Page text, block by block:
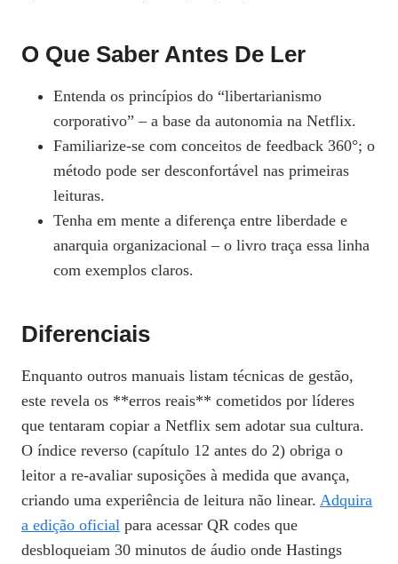
O Que Saber Antes De Ler
Entenda os princípios do “libertarianismo
corporativo” – a base da autonomia na Netflix.
Familiarize‑se com conceitos de feedback 360°; o
método pode ser desconfortável nas primeiras
leituras.
Tenha em mente a diferença entre liberdade e
anarquia organizacional – o livro traça essa linha
com exemplos claros.
Diferenciais
Enquanto outros manuais listam técnicas de gestão,
este revela os **erros reais** cometidos por líderes
que tentaram copiar a Netflix sem adotar sua cultura.
O índice reverso (capítulo 12 antes do 2) obriga o
leitor a re‑avaliar suposições à medida que avança,
criando uma experiência de leitura não linear. Adquira
a edição oficial para acessar QR codes que
desbloqueiam 30 minutos de áudio onde Hastings